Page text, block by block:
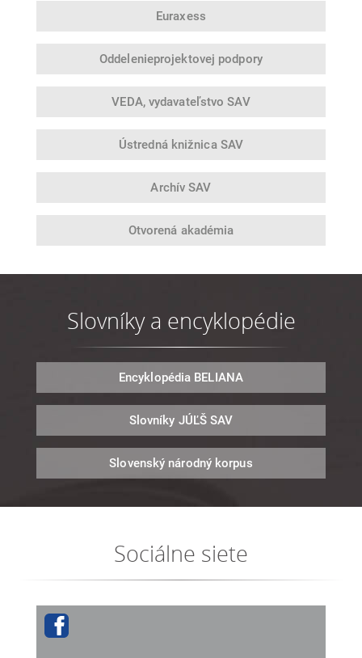
Euraxess
Oddelenieprojektovej podpory
VEDA, vydavateľstvo SAV
Ústredná knižnica SAV
Archív SAV
Otvorená akadémia
Slovníky a encyklopédie
Encyklopédia BELIANA
Slovníky JÚĽŠ SAV
Slovenský národný korpus
Sociálne siete